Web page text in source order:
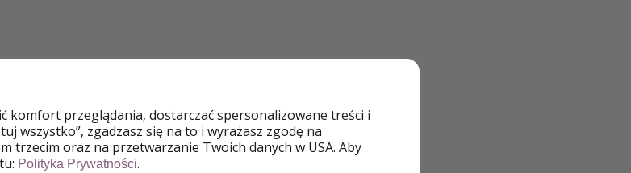
- Warszawa - 548 zł/os
Bou Gardens - 305 zł/os
komfort przeglądania, dostarczać spersonalizowane treści i
wszystko”, zgadzasz się na to i wyrażasz zgodę na
trzecim oraz na przetwarzanie Twoich danych w USA. Aby
Polityka Prywatności.